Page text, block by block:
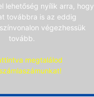
lehetőség nyílik arra, hogy
továbbra is az eddig
végezhessük
tovább.
megtalálod